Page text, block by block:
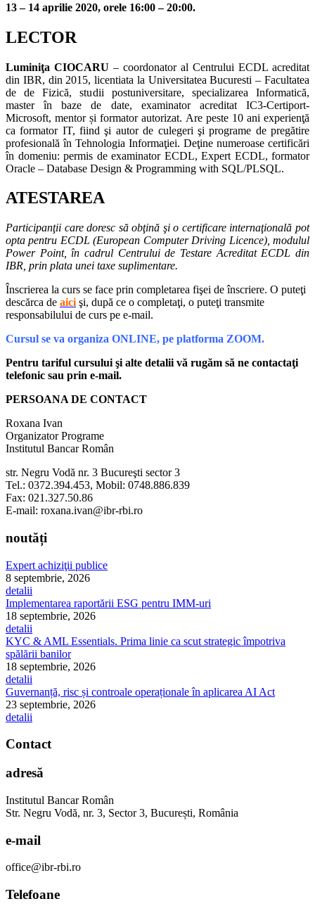
13 – 14 aprilie 2020, orele 16:00 – 20:00.
LECTOR
Luminiţa CIOCARU – coordonator al Centrului ECDL acreditat
din IBR, din 2015, licentiata la Universitatea Bucuresti – Facultatea
de de Fizică, studii postuniversitare, specializarea Informatică,
master în baze de date, examinator acreditat IC3-Certiport-
Microsoft, mentor și formator autorizat. Are peste 10 ani experienţă
ca formator IT, fiind şi autor de culegeri şi programe de pregătire
profesională în Tehnologia Informaţiei. Deţine numeroase certificări
în domeniu: permis de examinator ECDL, Expert ECDL, formator
Oracle – Database Design & Programming with SQL/PLSQL.
ATESTAREA
Participanţii care doresc să obţină şi o certificare internaţională pot
opta pentru ECDL (European Computer Driving Licence), modulul
Power Point, în cadrul Centrului de Testare Acreditat ECDL din
IBR, prin plata unei taxe suplimentare.
Înscrierea la curs se face prin completarea fişei de înscriere. O puteţi
descărca de aici şi, după ce o completaţi, o puteţi transmite
responsabilului de curs pe e-mail.
Cursul se va organiza ONLINE, pe platforma ZOOM.
Pentru tariful cursului şi alte detalii vă rugăm să ne contactaţi
telefonic sau prin e-mail.
PERSOANA DE CONTACT
Roxana Ivan
Organizator Programe
Institutul Bancar Român
str. Negru Vodă nr. 3 Bucureşti sector 3
Tel.: 0372.394.453, Mobil: 0748.886.839
Fax: 021.327.50.86
E-mail: roxana.ivan@ibr-rbi.ro
noutăți
Expert achiziţii publice
8 septembrie, 2026
detalii
Implementarea raportării ESG pentru IMM-uri
18 septembrie, 2026
detalii
KYC & AML Essentials. Prima linie ca scut strategic împotriva
spălării banilor
18 septembrie, 2026
detalii
Guvernanță, risc și controale operaționale în aplicarea AI Act
23 septembrie, 2026
detalii
Contact
adresă
Institutul Bancar Român
Str. Negru Vodă, nr. 3, Sector 3, București, România
e-mail
office@ibr-rbi.ro
Telefoane